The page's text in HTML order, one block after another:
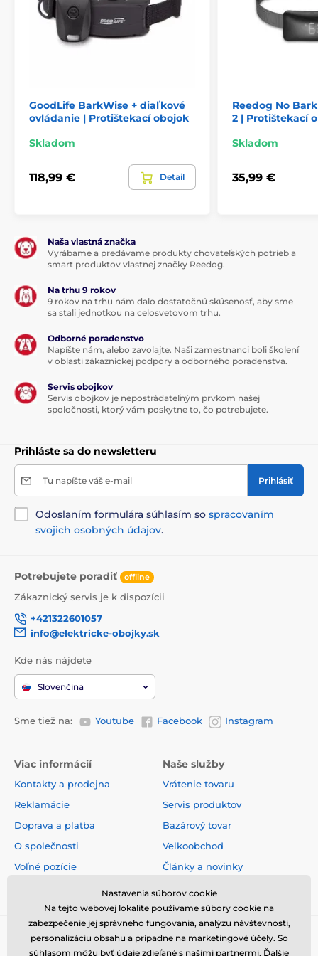
býky a jazvečíky
. Dĺžka obojku z TPU sa dá ľahko
skrátiť nožnicami na obvod krku
od 20 do 55 cm.
Dĺžku obojku z TPU možno ľahko skrátiť
Obojokmá veľmi ľahký a ergonomicky
tvarovaný prijímač. Meria 5,5 cm na šírku,
hmotnosť je 53 gramov.
Technické špecifikácie sa môžu zmeniť bez
predchádzajúceho upozornenia. Obrázky majú len
ilustračný charakter.
Produkt je zaradený v kategóriách
Pre stredné psy Pre veľké psy
Vibračné Vodeodolné
GoodLife BarkWise + diaľkové
ovládanie | Protištekací obojok
Skladom
118,99 € Detail
Reedog No
2 | Protištekací
Skladom
35,99 €
Naša vlastná značka
Vyrábame a predávame produkty chovateľských potrieb a
smart produktov vlastnej značky Reedog.
Na trhu 9 rokov
9 rokov na trhu nám dalo dostatočnú skúsenosť, aby sme
sa stali jednotkou na celosvetovom trhu.
Odborné poradenstvo
Napíšte nám, alebo zavolajte. Naši zamestnanci boli školení
v oblasti zákazníckej podpory a odborného poradenstva.
Servis obojkov
Servis obojkov je nepostrádateľným prvkom našej
spoločnosti, ktorý vám poskytne to, čo potrebujete.
Prihláste sa do newsletteru
Tu napíšte váš e-mail Prihlásiť
Odoslaním formulára súhlasím so spracovaním
svojich osobných údajov.
Potrebujete poradiť offline
Zákaznický servis je k dispozícii
+421322601057
info@elektricke-obojky.sk
Kde nás nájdete
Slovenčina
Sme tiež na: Youtube Facebook Instagram
Viac informácií
Kontakty a prodejna
Reklamácie
Doprava a platba
O společnosti
Voľné pozície
Naše služby
Vrátenie tovaru
Servis produktov
Bazárový tovar
Velkoobchod
Články a novinky
Nastavenia súborov cookie
Na tejto webovej lokalite používame súbory cookie na
zabezpečenie jej správneho fungovania, analýzu návštevnosti,
personalizáciu obsahu a prípadne na marketingové účely. So
súhlasom môžu byť údaje zdieľané s našimi partnermi. Ďalšie